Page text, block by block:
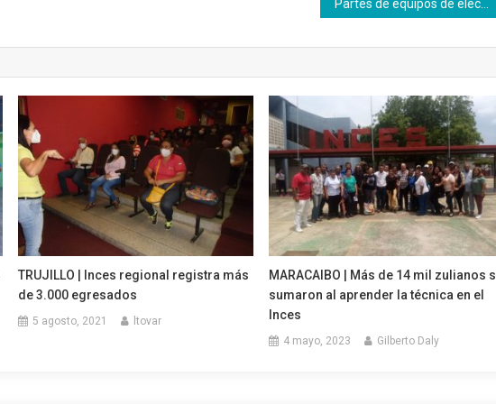
TRUJILLO | Inces regional registra más
de 3.000 egresados
5 agosto, 2021 ltovar
MARACAIBO | Más de 14 mil zulianos
sumaron al aprender la técnica en el
Inces
4 mayo, 2023 Gilberto Daly